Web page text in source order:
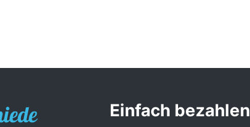
Einfach bezahlen